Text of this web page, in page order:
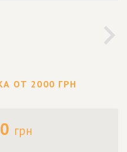
ОТ 2000 ГРН
грн